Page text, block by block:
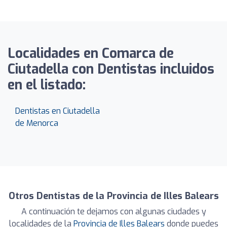
Localidades en Comarca de
Ciutadella con Dentistas incluidos
en el listado:
Dentistas en Ciutadella
de Menorca
Otros Dentistas de la Provincia de Illes Balears
A continuación te dejamos con algunas ciudades y
localidades de la Provincia de Illes Balears donde puedes